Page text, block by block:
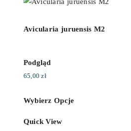
Avicularia juruensis M2
Podgląd
65,00zł
Wybierz Opcje
Quick View